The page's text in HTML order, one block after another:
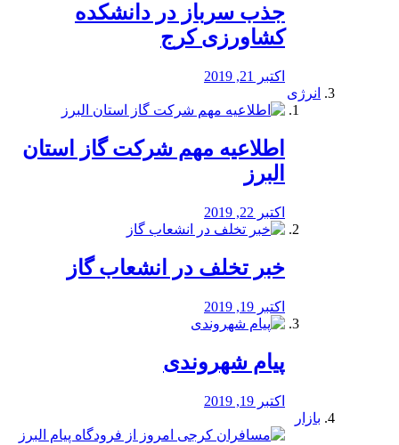
جذب سرباز در دانشکده
کشاورزی کرج
اکتبر 21, 2019
انرژی
️اطلاعیه مهم شرکت گاز استان
البرز
اکتبر 22, 2019
خبر تخلف در انشعاب گاز
اکتبر 19, 2019
پیام شهروندی
اکتبر 19, 2019
بازار